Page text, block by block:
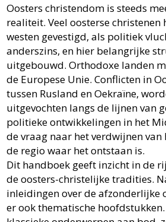
Oosters christendom is steeds
realiteit. Veel oosterse christenen
westen gevestigd, als politiek
anderszins, en hier belangrijke
uitgebouwd. Orthodoxe landen
de Europese Unie. Conflicten in
tussen Rusland en Oekraïne,
uitgevochten langs de lijnen van
politieke ontwikkelingen in het
de vraag naar het verdwijnen
de regio waar het ontstaan is.
Dit handboek geeft inzicht in de
de oosters-christelijke tradities.
inleidingen over de afzonderlijke
er ook thematische